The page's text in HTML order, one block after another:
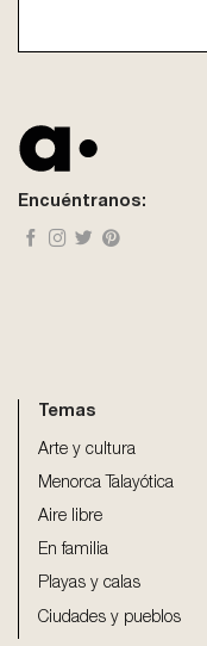
left
Encuéntranos:
Temas
Arte y cultura
Menorca Talayótica
Aire libre
En familia
Playas y calas
Ciudades y pueblos